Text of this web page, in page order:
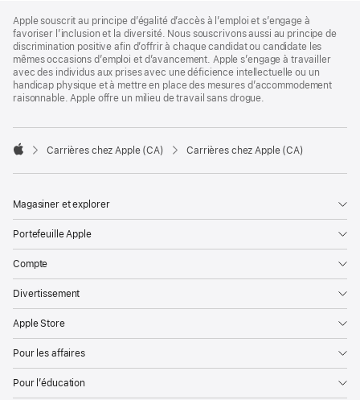
Footer
Apple souscrit au principe d’égalité d’accès à l’emploi et s’engage à
favoriser l’inclusion et la diversité. Nous souscrivons aussi au principe de
discrimination positive afin d’offrir à chaque candidat ou candidate les
mêmes occasions d’emploi et d’avancement. Apple s’engage à travailler
avec des individus aux prises avec une déficience intellectuelle ou un
handicap physique et à mettre en place des mesures d’accommodement
raisonnable. Apple offre un milieu de travail sans drogue.

Carrières chez Apple (CA) Carrières chez Apple (CA)
Magasiner et explorer
Portefeuille Apple
Compte
Divertissement
Apple Store
Pour les affaires
Pour l’éducation